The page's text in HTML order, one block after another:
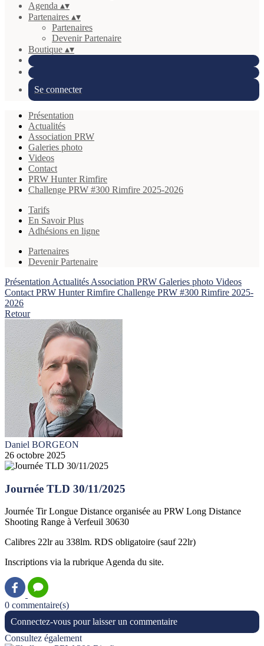
Agenda ▴▾
Partenaires ▴▾
Partenaires
Devenir Partenaire
Boutique ▴▾
Se connecter
Présentation
Actualités
Association PRW
Galeries photo
Videos
Contact
PRW Hunter Rimfire
Challenge PRW #300 Rimfire 2025-2026
Tarifs
En Savoir Plus
Adhésions en ligne
Partenaires
Devenir Partenaire
Présentation Actualités Association PRW Galeries photo Videos
Contact PRW Hunter Rimfire Challenge PRW #300 Rimfire 2025-
2026
Retour
Daniel BORGEON
26 octobre 2025
Journée TLD 30/11/2025
Journée Tir Longue Distance organisée au PRW Long Distance
Shooting Range à Verfeuil 30630
Calibres 22lr au 338lm. RDS obligatoire (sauf 22lr)
Inscriptions via la rubrique Agenda du site.
0 commentaire(s)
Connectez-vous pour laisser un commentaire
Consultez également